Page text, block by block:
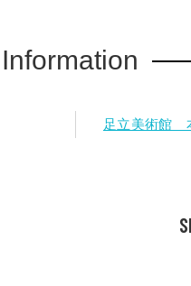
足立美術館